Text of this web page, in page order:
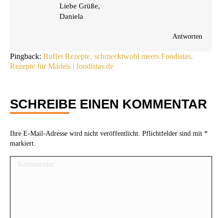
Lie­be Grüße,
Daniela
Antworten
Pingback: Buffet Rezepte, schmecktwohl meets Foodistas,
Rezepte für Mädels | foodistas.de
SCHREIBE EINEN KOMMENTAR
Ihre E-Mail-Adresse wird nicht veröffentlicht. Pflichtfelder sind mit *
markiert.
Kommentar